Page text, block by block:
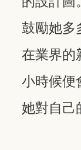
鼓勵她多
在業界的
小時候便
她對自己